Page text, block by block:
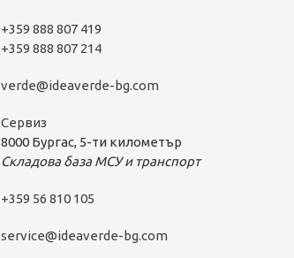
+359 888 807 419
+359 888 807 214
verde@ideaverde-bg.com
Сервиз
8000 Бургас, 5-ти километър
Складова база МСУ и транспорт
+359 56 810 105
service@ideaverde-bg.com